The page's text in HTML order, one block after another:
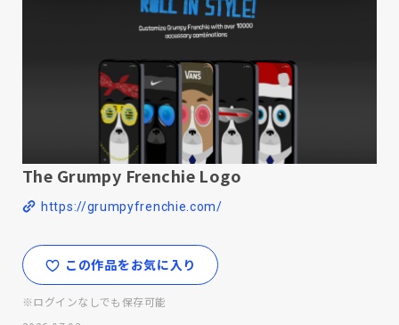
The Grumpy Frenchie Logo
https://grumpyfrenchie.com/
この作品をお気に入り
※ログインなしでも保存可能